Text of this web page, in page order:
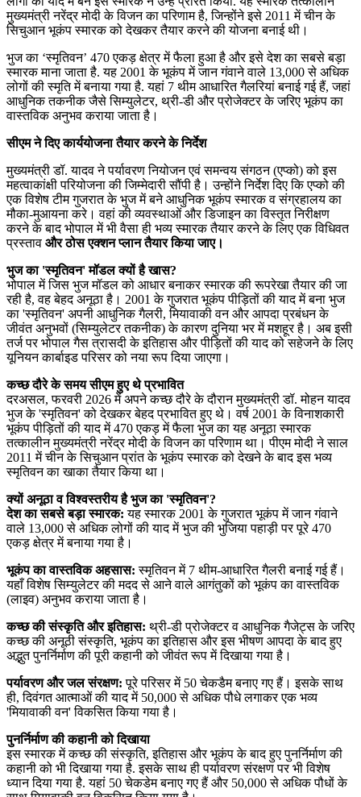
मुख्यमंत्री नरेंद्र मोदी के विजन का परिणाम है, जिन्होंने इसे 2011 में चीन के
सिचुआन भूकंप स्मारक को देखकर तैयार करने की योजना बनाई थी।
भुज का ‘स्मृतिवन’ 470 एकड़ क्षेत्र में फैला हुआ है और इसे देश का सबसे बड़ा
स्मारक माना जाता है. यह 2001 के भूकंप में जान गंवाने वाले 13,000 से अधिक
लोगों की स्मृति में बनाया गया है. यहां 7 थीम आधारित गैलरियां बनाई गई हैं, जहां
आधुनिक तकनीक जैसे सिम्युलेटर, थ्री-डी और प्रोजेक्टर के जरिए भूकंप का
वास्तविक अनुभव कराया जाता है।
सीएम ने दिए कार्ययोजना तैयार करने के निर्देश
मुख्यमंत्री डॉ. यादव ने पर्यावरण नियोजन एवं समन्वय संगठन (एप्को) को इस
महत्वाकांक्षी परियोजना की जिम्मेदारी सौंपी है। उन्होंने निर्देश दिए कि एप्को की
एक विशेष टीम गुजरात के भुज में बने आधुनिक भूकंप स्मारक व संग्रहालय का
मौका-मुआयना करे। वहां की व्यवस्थाओं और डिजाइन का विस्तृत निरीक्षण
करने के बाद भोपाल में भी वैसा ही भव्य स्मारक तैयार करने के लिए एक विधिवत
प्रस्ताव और ठोस एक्शन प्लान तैयार किया जाए।
भुज का 'स्मृतिवन' मॉडल क्यों है खास?
भोपाल में जिस भुज मॉडल को आधार बनाकर स्मारक की रूपरेखा तैयार की जा
रही है, वह बेहद अनूठा है। 2001 के गुजरात भूकंप पीड़ितों की याद में बना भुज
का 'स्मृतिवन' अपनी आधुनिक गैलरी, मियावाकी वन और आपदा प्रबंधन के
जीवंत अनुभवों (सिम्युलेटर तकनीक) के कारण दुनिया भर में मशहूर है। अब इसी
तर्ज पर भोपाल गैस त्रासदी के इतिहास और पीड़ितों की याद को सहेजने के लिए
यूनियन कार्बाइड परिसर को नया रूप दिया जाएगा।
कच्‍छ दौरे के समय सीएम हुए थे प्रभावित
दरअसल, फरवरी 2026 में अपने कच्छ दौरे के दौरान मुख्यमंत्री डॉ. मोहन यादव
भुज के 'स्मृतिवन' को देखकर बेहद प्रभावित हुए थे। वर्ष 2001 के विनाशकारी
भूकंप पीड़ितों की याद में 470 एकड़ में फैला भुज का यह अनूठा स्मारक
तत्कालीन मुख्यमंत्री नरेंद्र मोदी के विजन का परिणाम था। पीएम मोदी ने साल
2011 में चीन के सिचुआन प्रांत के भूकंप स्मारक को देखने के बाद इस भव्य
स्मृतिवन का खाका तैयार किया था।
क्यों अनूठा व विश्वस्तरीय है भुज का 'स्मृतिवन'?
देश का सबसे बड़ा स्मारक:यह स्मारक 2001 के गुजरात भूकंप में जान गंवाने
वाले 13,000 से अधिक लोगों की याद में भुज की भुजिया पहाड़ी पर पूरे 470
एकड़ क्षेत्र में बनाया गया है।
भूकंप का वास्तविक अहसास: स्मृतिवन में 7 थीम-आधारित गैलरी बनाई गई हैं।
यहाँ विशेष सिम्युलेटर की मदद से आने वाले आगंतुकों को भूकंप का वास्तविक
(लाइव) अनुभव कराया जाता है।
कच्छ की संस्कृति और इतिहास: थ्री-डी प्रोजेक्टर व आधुनिक गैजेट्स के जरिए
कच्छ की अनूठी संस्कृति, भूकंप का इतिहास और इस भीषण आपदा के बाद हुए
अद्भुत पुनर्निर्माण की पूरी कहानी को जीवंत रूप में दिखाया गया है।
पर्यावरण और जल संरक्षण: पूरे परिसर में 50 चेकडैम बनाए गए हैं। इसके साथ
ही, दिवंगत आत्माओं की याद में 50,000 से अधिक पौधे लगाकर एक भव्य
'मियावाकी वन' विकसित किया गया है।
पुनर्निर्माण की कहानी को दिखाया
इस स्मारक में कच्छ की संस्कृति, इतिहास और भूकंप के बाद हुए पुनर्निर्माण की
कहानी को भी दिखाया गया है. इसके साथ ही पर्यावरण संरक्षण पर भी विशेष
ध्यान दिया गया है. यहां 50 चेकडेम बनाए गए हैं और 50,000 से अधिक पौधों के